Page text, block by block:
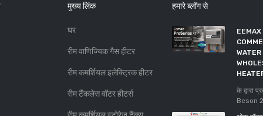
मुख्य लिंक
घर
रीम वाणिज्यिक गैस हीटर
रीम कमर्शियल इलेक्ट्रिक हीटर
रीम टैंकलेस वॉटर हीटर्स
हमारे ब्लॉग से
WATER
के द्वारा
Beson